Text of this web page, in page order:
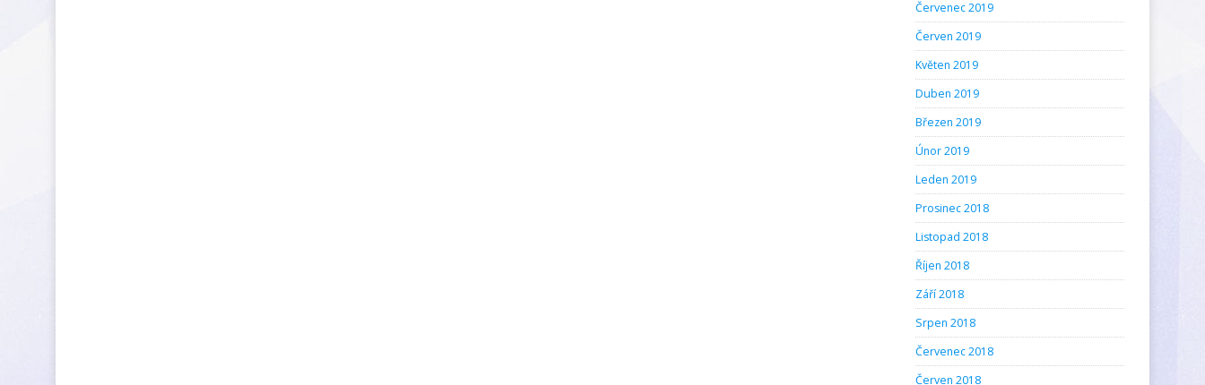
Červenec 2019
Červen 2019
Květen 2019
Duben 2019
Březen 2019
Únor 2019
Leden 2019
Prosinec 2018
Listopad 2018
Říjen 2018
Září 2018
Srpen 2018
Červenec 2018
Červen 2018